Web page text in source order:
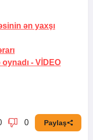
ən yaxşı
- VİDEO
0 Paylaş